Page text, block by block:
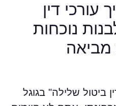
דין
נוכחות
שלילה" בגוגל